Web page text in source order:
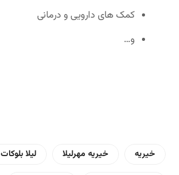
کمک های دارویی و درمانی
و…
خیریه خیریه مهرلیلا لیلا بلوکات